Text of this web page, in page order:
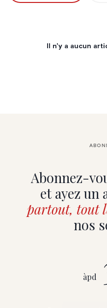
Il n'y a aucun
Abonnez-
et ayez un
partout, tout
nos
àpd